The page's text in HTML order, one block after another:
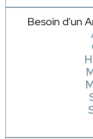
Besoin d'un